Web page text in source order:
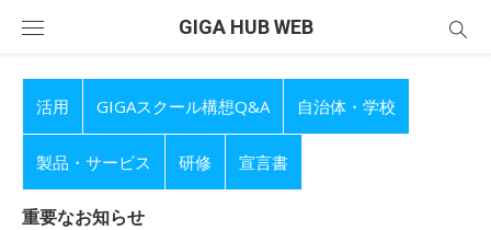
GIGA HUB WEB
活用 GIGAスクール構想Q&A 自治体・学校
製品・サービス 研修 宣言書
重要なお知らせ